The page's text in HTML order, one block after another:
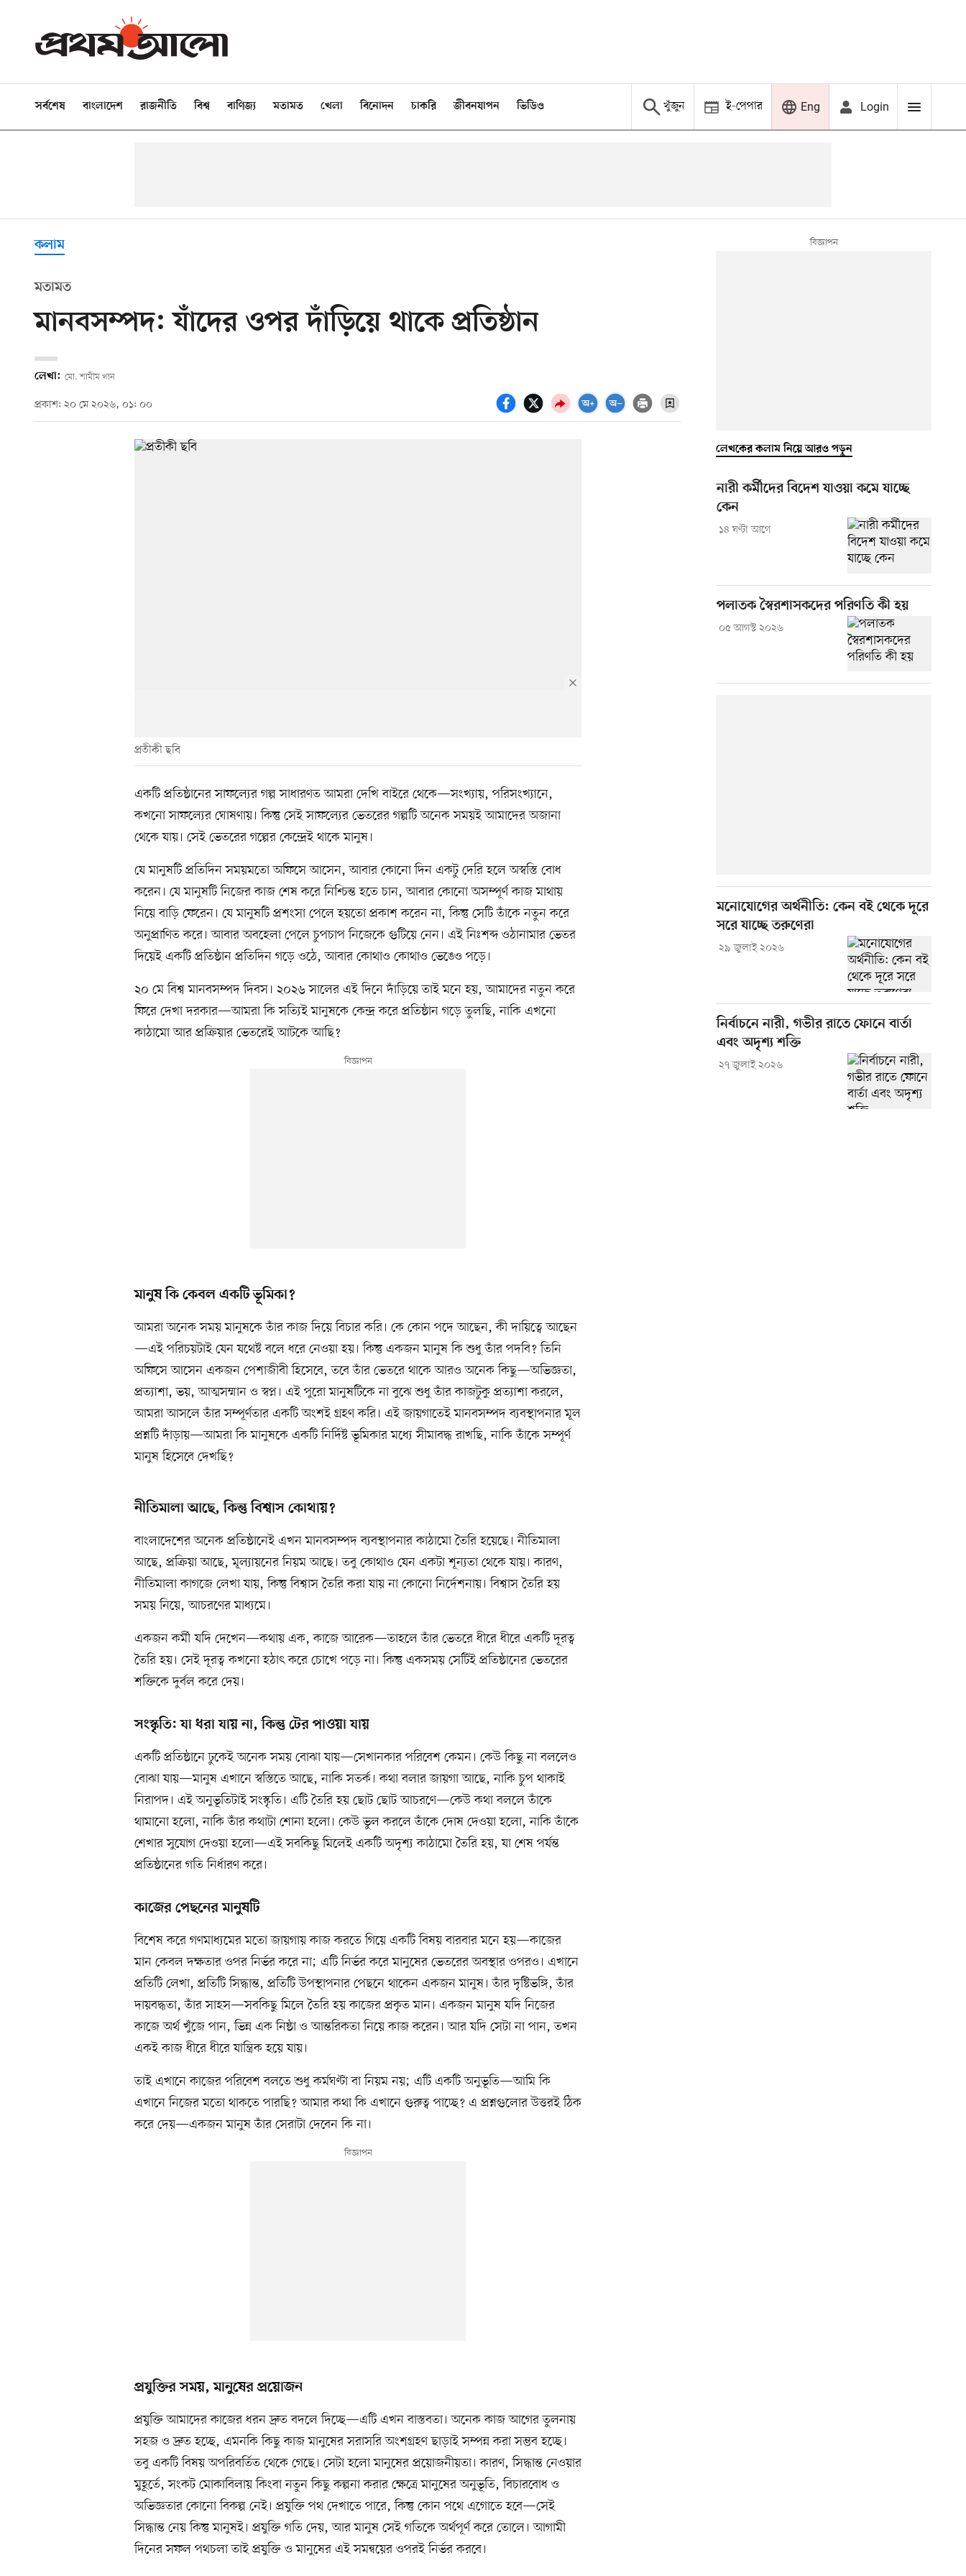
সর্বশেষ বাংলাদেশ রাজনীতি বিশ্ব বাণিজ্য মতামত খেলা বিনোদন চাকরি জীবনযাপন ভিডিও খুঁজুন ই-পেপার Eng Login
কলাম
মতামত
মানবসম্পদ: যাঁদের ওপর দাঁড়িয়ে থাকে প্রতিষ্ঠান
লেখা: মো. শামীম খান
প্রকাশ: ২০ মে ২০২৬, ০১: ০০
প্রতীকী ছবি
একটি প্রতিষ্ঠানের সাফল্যের গল্প সাধারণত আমরা দেখি বাইরে থেকে—সংখ্যায়, পরিসংখ্যানে,
কখনো সাফল্যের ঘোষণায়। কিন্তু সেই সাফল্যের ভেতরের গল্পটি অনেক সময়ই আমাদের অজানা
থেকে যায়। সেই ভেতরের গল্পের কেন্দ্রেই থাকে মানুষ।
যে মানুষটি প্রতিদিন সময়মতো অফিসে আসেন, আবার কোনো দিন একটু দেরি হলে অস্বস্তি বোধ
করেন। যে মানুষটি নিজের কাজ শেষ করে নিশ্চিন্ত হতে চান, আবার কোনো অসম্পূর্ণ কাজ মাথায়
নিয়ে বাড়ি ফেরেন। যে মানুষটি প্রশংসা পেলে হয়তো প্রকাশ করেন না, কিন্তু সেটি তাঁকে নতুন করে
অনুপ্রাণিত করে। আবার অবহেলা পেলে চুপচাপ নিজেকে গুটিয়ে নেন। এই নিঃশব্দ ওঠানামার ভেতর
দিয়েই একটি প্রতিষ্ঠান প্রতিদিন গড়ে ওঠে, আবার কোথাও কোথাও ভেঙেও পড়ে।
২০ মে বিশ্ব মানবসম্পদ দিবস। ২০২৬ সালের এই দিনে দাঁড়িয়ে তাই মনে হয়, আমাদের নতুন করে
ফিরে দেখা দরকার—আমরা কি সত্যিই মানুষকে কেন্দ্র করে প্রতিষ্ঠান গড়ে তুলছি, নাকি এখনো
কাঠামো আর প্রক্রিয়ার ভেতরেই আটকে আছি?
মানুষ কি কেবল একটি ভূমিকা?
আমরা অনেক সময় মানুষকে তাঁর কাজ দিয়ে বিচার করি। কে কোন পদে আছেন, কী দায়িত্বে আছেন
—এই পরিচয়টাই যেন যথেষ্ট বলে ধরে নেওয়া হয়। কিন্তু একজন মানুষ কি শুধু তাঁর পদবি? তিনি
অফিসে আসেন একজন পেশাজীবী হিসেবে, তবে তাঁর ভেতরে থাকে আরও অনেক কিছু—অভিজ্ঞতা,
প্রত্যাশা, ভয়, আত্মসম্মান ও স্বপ্ন। এই পুরো মানুষটিকে না বুঝে শুধু তাঁর কাজটুকু প্রত্যাশা করলে,
আমরা আসলে তাঁর সম্পূর্ণতার একটি অংশই গ্রহণ করি। এই জায়গাতেই মানবসম্পদ ব্যবস্থাপনার মূল
প্রশ্নটি দাঁড়ায়—আমরা কি মানুষকে একটি নির্দিষ্ট ভূমিকার মধ্যে সীমাবদ্ধ রাখছি, নাকি তাঁকে সম্পূর্ণ
মানুষ হিসেবে দেখছি?
নীতিমালা আছে, কিন্তু বিশ্বাস কোথায়?
বাংলাদেশের অনেক প্রতিষ্ঠানেই এখন মানবসম্পদ ব্যবস্থাপনার কাঠামো তৈরি হয়েছে। নীতিমালা
আছে, প্রক্রিয়া আছে, মূল্যায়নের নিয়ম আছে। তবু কোথাও যেন একটা শূন্যতা থেকে যায়। কারণ,
নীতিমালা কাগজে লেখা যায়, কিন্তু বিশ্বাস তৈরি করা যায় না কোনো নির্দেশনায়। বিশ্বাস তৈরি হয়
সময় নিয়ে, আচরণের মাধ্যমে।
একজন কর্মী যদি দেখেন—কথায় এক, কাজে আরেক—তাহলে তাঁর ভেতরে ধীরে ধীরে একটি দূরত্ব
তৈরি হয়। সেই দূরত্ব কখনো হঠাৎ করে চোখে পড়ে না। কিন্তু একসময় সেটিই প্রতিষ্ঠানের ভেতরের
শক্তিকে দুর্বল করে দেয়।
সংস্কৃতি: যা ধরা যায় না, কিন্তু টের পাওয়া যায়
একটি প্রতিষ্ঠানে ঢুকেই অনেক সময় বোঝা যায়—সেখানকার পরিবেশ কেমন। কেউ কিছু না বললেও
বোঝা যায়—মানুষ এখানে স্বস্তিতে আছে, নাকি সতর্ক। কথা বলার জায়গা আছে, নাকি চুপ থাকাই
নিরাপদ। এই অনুভূতিটাই সংস্কৃতি। এটি তৈরি হয় ছোট ছোট আচরণে—কেউ কথা বললে তাঁকে
থামানো হলো, নাকি তাঁর কথাটা শোনা হলো। কেউ ভুল করলে তাঁকে দোষ দেওয়া হলো, নাকি তাঁকে
শেখার সুযোগ দেওয়া হলো—এই সবকিছু মিলেই একটি অদৃশ্য কাঠামো তৈরি হয়, যা শেষ পর্যন্ত
প্রতিষ্ঠানের গতি নির্ধারণ করে।
কাজের পেছনের মানুষটি
বিশেষ করে গণমাধ্যমের মতো জায়গায় কাজ করতে গিয়ে একটি বিষয় বারবার মনে হয়—কাজের
মান কেবল দক্ষতার ওপর নির্ভর করে না; এটি নির্ভর করে মানুষের ভেতরের অবস্থার ওপরও। এখানে
প্রতিটি লেখা, প্রতিটি সিদ্ধান্ত, প্রতিটি উপস্থাপনার পেছনে থাকেন একজন মানুষ। তাঁর দৃষ্টিভঙ্গি, তাঁর
দায়বদ্ধতা, তাঁর সাহস—সবকিছু মিলে তৈরি হয় কাজের প্রকৃত মান। একজন মানুষ যদি নিজের
কাজে অর্থ খুঁজে পান, ভিন্ন এক নিষ্ঠা ও আন্তরিকতা নিয়ে কাজ করেন। আর যদি সেটা না পান, তখন
একই কাজ ধীরে ধীরে যান্ত্রিক হয়ে যায়।
তাই এখানে কাজের পরিবেশ বলতে শুধু কর্মঘণ্টা বা নিয়ম নয়; এটি একটি অনুভূতি—আমি কি
এখানে নিজের মতো থাকতে পারছি? আমার কথা কি এখানে গুরুত্ব পাচ্ছে? এ প্রশ্নগুলোর উত্তরই ঠিক
করে দেয়—একজন মানুষ তাঁর সেরাটা দেবেন কি না।
প্রযুক্তির সময়, মানুষের প্রয়োজন
প্রযুক্তি আমাদের কাজের ধরন দ্রুত বদলে দিচ্ছে—এটি এখন বাস্তবতা। অনেক কাজ আগের তুলনায়
সহজ ও দ্রুত হচ্ছে, এমনকি কিছু কাজ মানুষের সরাসরি অংশগ্রহণ ছাড়াই সম্পন্ন করা সম্ভব হচ্ছে।
তবু একটি বিষয় অপরিবর্তিত থেকে গেছে। সেটা হলো মানুষের প্রয়োজনীয়তা। কারণ, সিদ্ধান্ত নেওয়ার
মুহূর্তে, সংকট মোকাবিলায় কিংবা নতুন কিছু কল্পনা করার ক্ষেত্রে মানুষের অনুভূতি, বিচারবোধ ও
অভিজ্ঞতার কোনো বিকল্প নেই। প্রযুক্তি পথ দেখাতে পারে, কিন্তু কোন পথে এগোতে হবে—সেই
সিদ্ধান্ত নেয় কিন্তু মানুষই। প্রযুক্তি গতি দেয়, আর মানুষ সেই গতিকে অর্থপূর্ণ করে তোলে। আগামী
দিনের সফল পথচলা তাই প্রযুক্তি ও মানুষের এই সমন্বয়ের ওপরই নির্ভর করবে।
লেখকের কলাম নিয়ে আরও পড়ুন
নারী কর্মীদের বিদেশ যাওয়া কমে যাচ্ছে
কেন
১৪ ঘণ্টা আগে
পলাতক স্বৈরশাসকদের পরিণতি কী হয়
০৫ আগস্ট ২০২৬
মনোযোগের অর্থনীতি: কেন বই থেকে দূরে
সরে যাচ্ছে তরুণেরা
২৯ জুলাই ২০২৬
নির্বাচনে নারী, গভীর রাতে ফোনে বার্তা
এবং অদৃশ্য শক্তি
২৭ জুলাই ২০২৬